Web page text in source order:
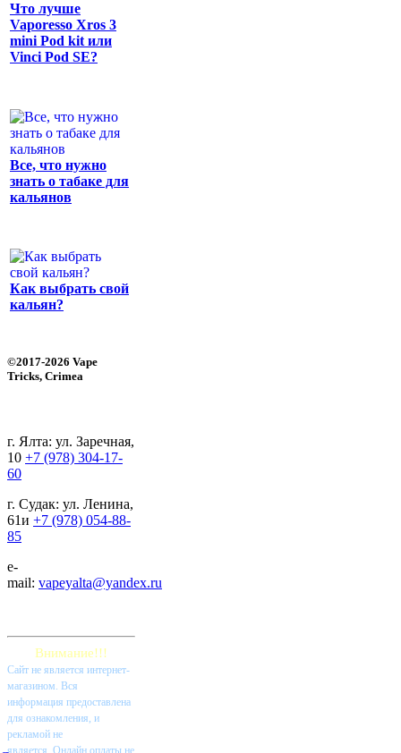
Что лучше
Vaporesso Xros 3
mini Pod kit или
Vinci Pod SE?
Все, что нужно
знать о табаке для
кальянов
Как выбрать свой
кальян?
©2017-2026 Vape
Tricks, Crimea
г. Ялта: ул. Заречная,
10 +7 (978) 304-17-
60
г. Судак: ул. Ленина,
61и +7 (978) 054-88-
85
e-
mail: vapeyalta@yandex.ru
Внимание!!!
Cайт не является интернет-
магазином. Вся
информация предоставлена
для ознакомления, и
рекламой не
является. Онлайн оплаты не